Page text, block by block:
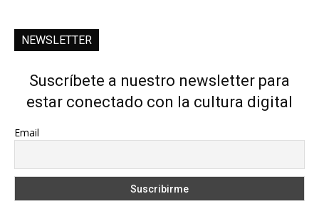
NEWSLETTER
Suscríbete a nuestro newsletter para
estar conectado con la cultura digital
Email